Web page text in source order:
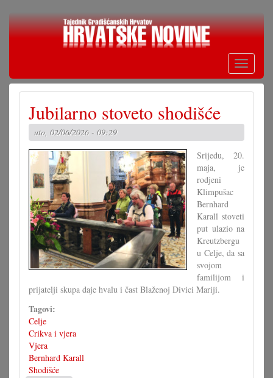
Skoči
Toggle
Jubilarno stoveto shodišće
uto, 02/06/2026 - 09:29
Srijedu, 20.
maja, je
rodjeni
Klimpušac
Bernhard
Karall stoveti
put ulazio na
Kreutzbergu
u Celje, da sa
svojom
familijom i
prijatelji skupa daje hvalu i čast Blaženoj Divici Mariji.
Tagovi:
Celje
Crikva i vjera
Vjera
Bernhard Karall
Shodišće